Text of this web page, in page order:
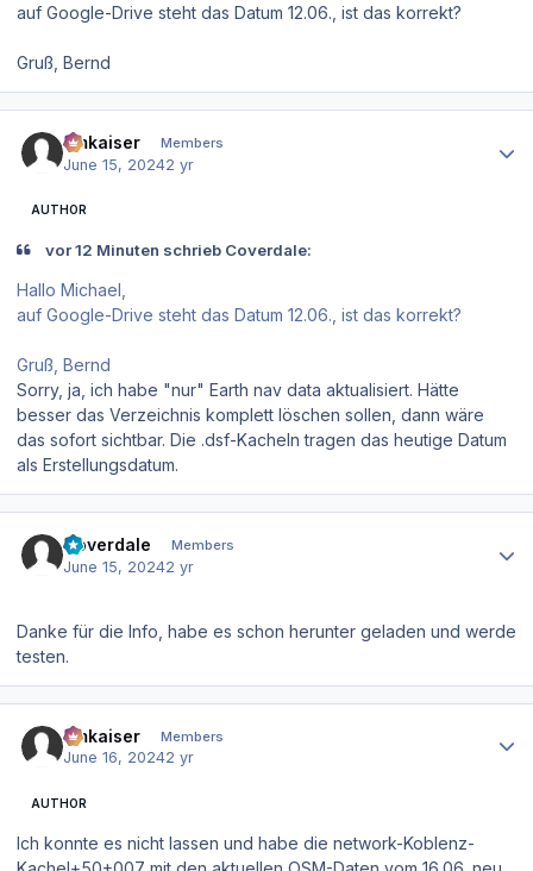
auf Google-Drive steht das Datum 12.06., ist das korrekt?
Gruß, Bernd
hmkaiser Members
June 15, 20242 yr
AUTHOR
vor 12 Minuten schrieb Coverdale:
Hallo Michael,
auf Google-Drive steht das Datum 12.06., ist das korrekt?
Gruß, Bernd
Sorry, ja, ich habe "nur" Earth nav data aktualisiert. Hätte
besser das Verzeichnis komplett löschen sollen, dann wäre
das sofort sichtbar. Die .dsf-Kacheln tragen das heutige Datum
als Erstellungsdatum.
Coverdale Members
June 15, 20242 yr
Danke für die Info, habe es schon herunter geladen und werde
testen.
hmkaiser Members
June 16, 20242 yr
AUTHOR
Ich konnte es nicht lassen und habe die network-Koblenz-